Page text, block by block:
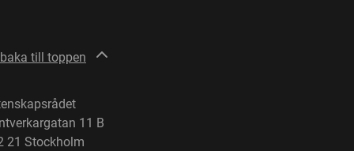
till toppen
11 B
21 Stockholm